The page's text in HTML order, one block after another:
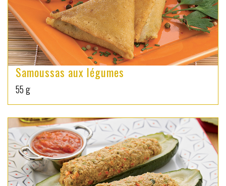
Samoussas aux légumes
55 g